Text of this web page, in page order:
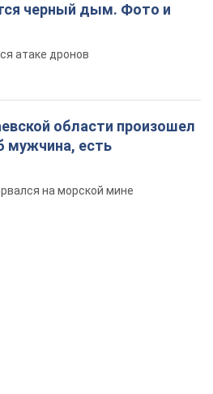
черный дым. Фото и
атаке дронов
области произошел
мужчина, есть
на морской мине